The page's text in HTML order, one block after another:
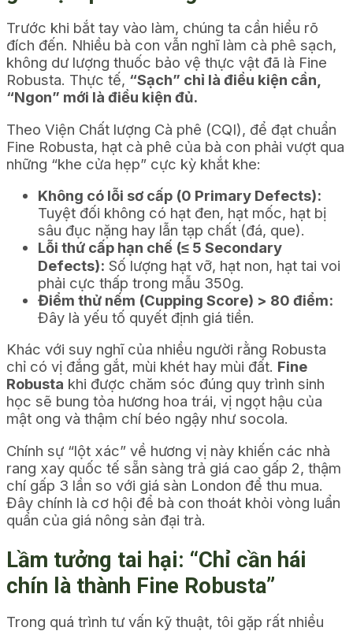
Trước khi bắt tay vào làm, chúng ta cần hiểu rõ
đích đến. Nhiều bà con vẫn nghĩ làm cà phê sạch,
không dư lượng thuốc bảo vệ thực vật đã là Fine
Robusta. Thực tế, “Sạch” chỉ là điều kiện cần,
“Ngon” mới là điều kiện đủ.
Theo Viện Chất lượng Cà phê (CQI), để đạt chuẩn
Fine Robusta, hạt cà phê của bà con phải vượt qua
những “khe cửa hẹp” cực kỳ khắt khe:
Không có lỗi sơ cấp (0 Primary Defects):
Tuyệt đối không có hạt đen, hạt mốc, hạt bị
sâu đục nặng hay lẫn tạp chất (đá, que).
Lỗi thứ cấp hạn chế (≤ 5 Secondary
Defects): Số lượng hạt vỡ, hạt non, hạt tai voi
phải cực thấp trong mẫu 350g.
Điểm thử nếm (Cupping Score) > 80 điểm:
Đây là yếu tố quyết định giá tiền.
Khác với suy nghĩ của nhiều người rằng Robusta
chỉ có vị đắng gắt, mùi khét hay mùi đất. Fine
Robusta khi được chăm sóc đúng quy trình sinh
học sẽ bung tỏa hương hoa trái, vị ngọt hậu của
mật ong và thậm chí béo ngậy như socola.
Chính sự “lột xác” về hương vị này khiến các nhà
rang xay quốc tế sẵn sàng trả giá cao gấp 2, thậm
chí gấp 3 lần so với giá sàn London để thu mua.
Đây chính là cơ hội để bà con thoát khỏi vòng luẩn
quẩn của giá nông sản đại trà.
Lầm tưởng tai hại: “Chỉ cần hái
chín là thành Fine Robusta”
Trong quá trình tư vấn kỹ thuật, tôi gặp rất nhiều